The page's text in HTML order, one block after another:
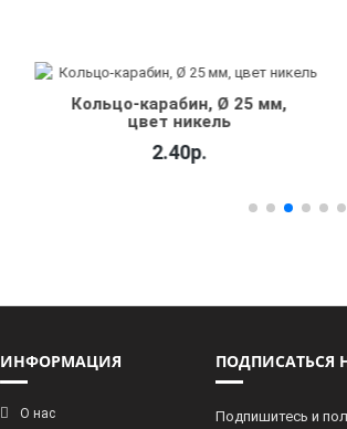
Кольцо-карабин, Ø 25 мм,
цвет никель
2.40р.
ИНФОРМАЦИЯ
О нас
ПОДПИСАТЬСЯ
Подпишитесь и